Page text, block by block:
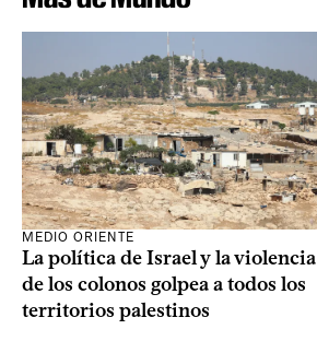
MEDIO ORIENTE
La política de Israel y la violencia
de los colonos golpea a todos los
territorios palestinos